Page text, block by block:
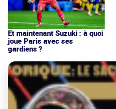
Et maintenant Suzuki : à quoi
joue Paris avec ses
gardiens ?